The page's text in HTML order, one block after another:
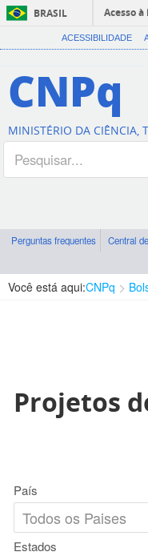
BRASIL
Acesso
ACESSIBILIDADE
CNPq
MINISTÉRIO DA CIÊNCIA,
Perguntas frequentes Central
Você está aqui:CNPq
Projetos
País
Estados